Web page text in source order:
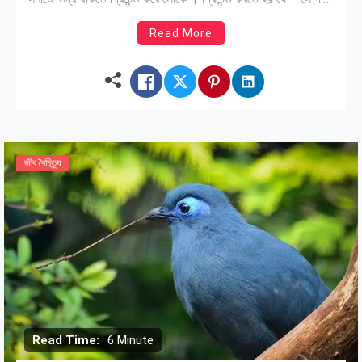
দিতে জানে না, অনেক ভদ্র তারা । কিন্তু মনে মনে সকলে পৃথিবীর […]
Read More
Read Time: 6 Minute
জীব বৈচিত্র্য